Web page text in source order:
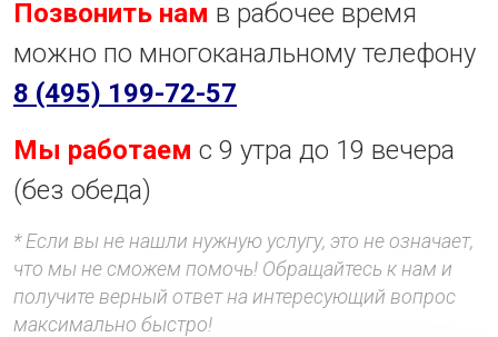
Позвонить нам в рабочее время
можно по многоканальному телефону
8 (495) 199-72-57
Мы работаем с 9 утра до 19 вечера
(без обеда)
* Если вы не нашли нужную услугу, это не означает,
что мы не сможем помочь! Обращайтесь к нам и
получите верный ответ на интересующий вопрос
максимально быстро!